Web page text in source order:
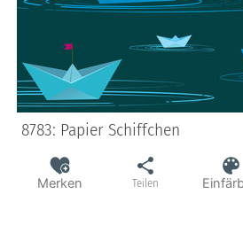
8783: Papier Schiffchen
Merken Teilen